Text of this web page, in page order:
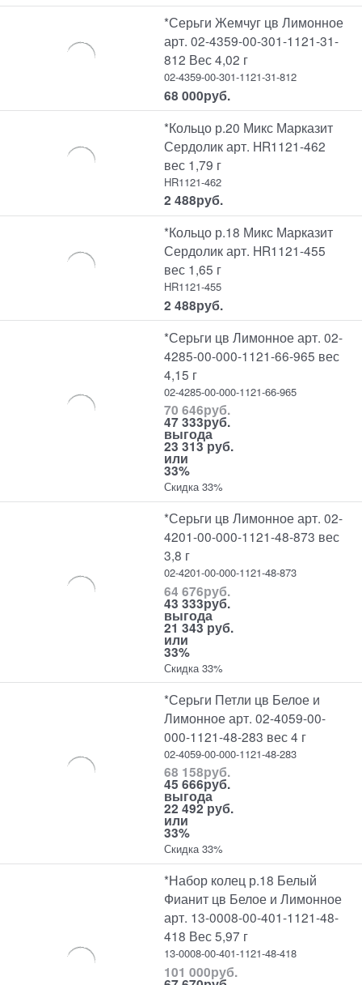
*Серьги Жемчуг цв Лимонное
арт. 02-4359-00-301-1121-31-
812 Вес 4,02 г
02-4359-00-301-1121-31-812
68 000руб.
*Кольцо р.20 Микс Марказит
Сердолик арт. HR1121-462
вес 1,79 г
HR1121-462
2 488руб.
*Кольцо р.18 Микс Марказит
Сердолик арт. HR1121-455
вес 1,65 г
HR1121-455
2 488руб.
*Серьги цв Лимонное арт. 02-
4285-00-000-1121-66-965 вес
4,15 г
02-4285-00-000-1121-66-965
70 646руб.
47 333руб.
выгода
23 313 руб.
или
33%
Скидка 33%
*Серьги цв Лимонное арт. 02-
4201-00-000-1121-48-873 вес
3,8 г
02-4201-00-000-1121-48-873
64 676руб.
43 333руб.
выгода
21 343 руб.
или
33%
Скидка 33%
*Серьги Петли цв Белое и
Лимонное арт. 02-4059-00-
000-1121-48-283 вес 4 г
02-4059-00-000-1121-48-283
68 158руб.
45 666руб.
выгода
22 492 руб.
или
33%
Скидка 33%
*Набор колец р.18 Белый
Фианит цв Белое и Лимонное
арт. 13-0008-00-401-1121-48-
418 Вес 5,97 г
13-0008-00-401-1121-48-418
101 000руб.